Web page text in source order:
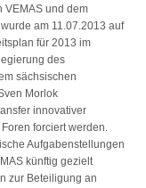
VEMAS und dem
am 11.07.2013 auf
für 2013 im
des
sächsischen
Morlok
innovativer
forciert werden.
Aufgabenstellungen
künftig gezielt
zur Beteiligung an